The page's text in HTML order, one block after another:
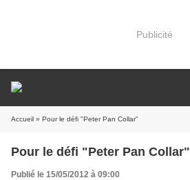
Publicité
Accueil » Pour le défi "Peter Pan Collar"
Pour le défi "Peter Pan Collar"
Publié le 15/05/2012 à 09:00